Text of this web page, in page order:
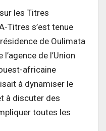
les Titres
Titres s’est tenue
de Oulimata
de l’Union
africaine
à dynamiser le
à discuter des
toutes les